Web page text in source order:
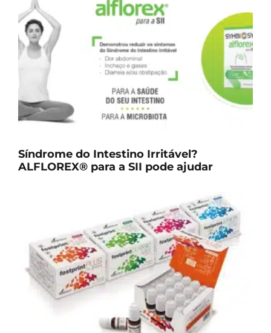
Síndrome do Intestino Irritável?
ALFLOREX® para a SII pode ajudar